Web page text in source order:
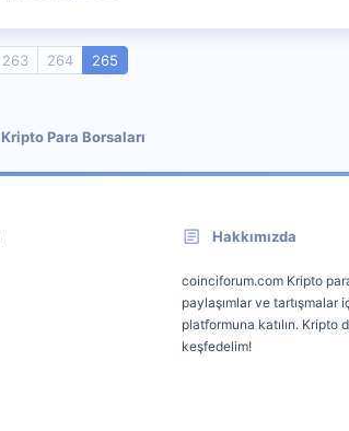
263 264 265
Kripto Para Borsaları
Hakkımızda
coinciforum.com Kripto
paylaşımlar ve tartışmalar
platformuna katılın. Kripto
keşfedelim!